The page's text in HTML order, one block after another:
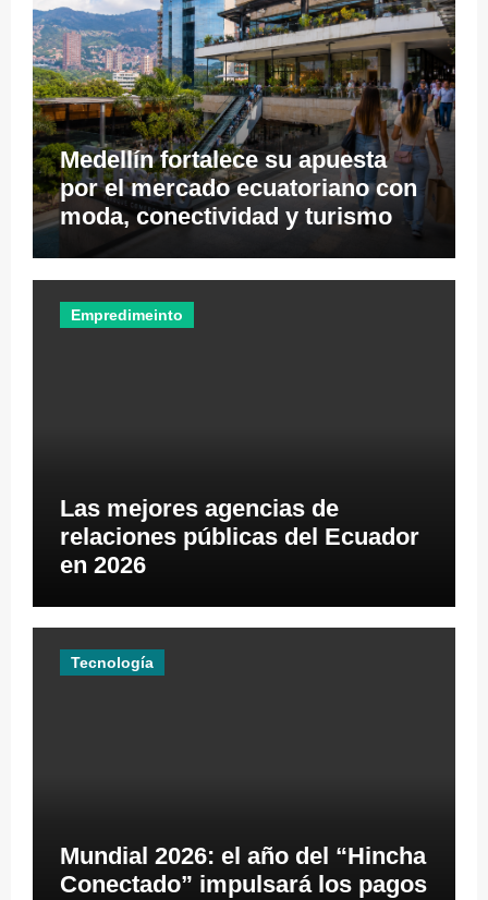
Medellín fortalece su apuesta
por el mercado ecuatoriano con
moda, conectividad y turismo de
Empredimeinto
Las mejores agencias de
relaciones públicas del Ecuador
en 2026
Tecnología
Mundial 2026: el año del “Hincha
Conectado” impulsará los pagos